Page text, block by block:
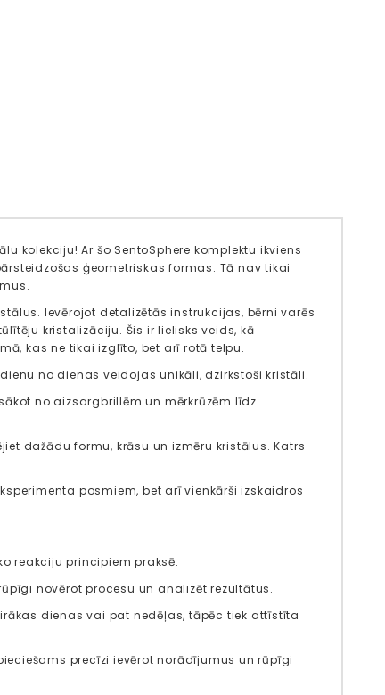
kolekciju! Ar šo SentoSphere komplektu ikviens
ģeometriskas formas. Tā nav tikai
Ievērojot detalizētās instrukcijas, bērni varēs
kristalizāciju. Šis ir lielisks veids, kā
kas ne tikai izglīto, bet arī rotā telpu.
no dienas veidojas unikāli, dzirkstoši kristāli.
no aizsargbrillēm un mērkrūzēm līdz
dažādu formu, krāsu un izmēru kristālus. Katrs
posmiem, bet arī vienkārši izskaidros
reakciju principiem praksē.
novērot procesu un analizēt rezultātus.
dienas vai pat nedēļas, tāpēc tiek attīstīta
precīzi ievērot norādījumus un rūpīgi